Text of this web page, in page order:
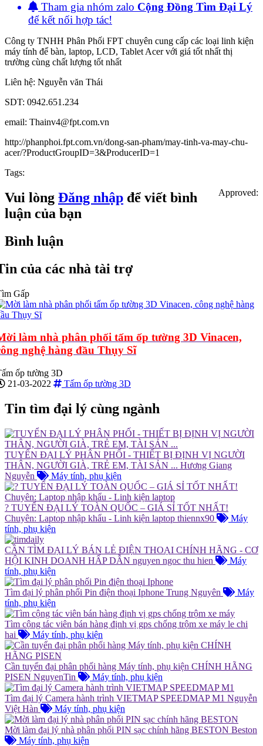
Tham gia nhóm zalo Cộng Đồng Tìm Đại Lý
để kết nối hợp tác!
Công ty TNHH Phân Phối FPT chuyên cung cấp các loại linh kiện
máy tính để bàn, laptop, LCD, Tablet Acer với giá tốt nhất thị
trường cùng chất lượng tốt nhất
Liên hệ: Nguyễn văn Thái
SDT: 0942.651.234
email: Thainv4@fpt.com.vn
http://phanphoi.fpt.com.vn/dong-san-pham/may-tinh-va-may-chu-
acer/?ProductGroupID=3&ProducerID=1
Tags:
Approved:
Vui lòng Đăng nhập để viết bình
luận của bạn
Bình luận
của các nhà tài trợ
Gấp
làm nhà phân phối tấm ốp tường 3D Vinacen,
nghệ hàng đầu Thụy Sĩ
ốp tường 3D
21-03-2022
Tấm ốp tường 3D
Tin tìm đại lý cùng ngành
TUYỂN ĐẠI LÝ PHÂN PHỐI - THIẾT BỊ ĐỊNH VỊ NGƯỜI
THÂN, NGƯỜI GIÀ, TRẺ EM, TÀI SẢN ... Hương Giang
Nguyễn
Máy tính, phụ kiện
? TUYỂN ĐẠI LÝ TOÀN QUỐC – GIÁ SỈ TỐT NHẤT!
Chuyên: Laptop nhập khẩu - Linh kiện laptop thiennx90
Máy
tính, phụ kiện
CẦN TÌM ĐẠI LÝ BÁN LẺ ĐIỆN THOẠI CHÍNH HÃNG - CƠ
HỘI KINH DOANH HẤP DẪN nguyen ngoc thu hien
Máy
tính, phụ kiện
Tìm đại lý phân phối Pin điện thoại Iphone Trung Nguyên
Máy
tính, phụ kiện
Tìm cộng tác viên bán hàng định vị gps chống trộm xe máy le chi
hai
Máy tính, phụ kiện
Cần tuyển đại phân phối hàng Máy tính, phụ kiện CHÍNH HÃNG
PISEN NguyenTin Máy tính, phụ kiện
Tìm đại lý Camera hành trình VIETMAP SPEEDMAP M1 Nguyễn
Việt Hàn
Máy tính, phụ kiện
Mời làm đại lý nhà phân phối PIN sạc chính hãng BESTON Beston
Máy tính, phụ kiện